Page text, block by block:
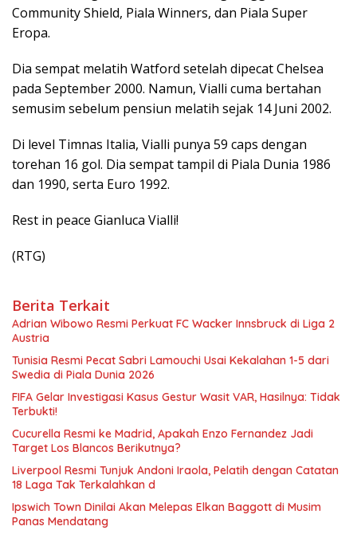
Community Shield, Piala Winners, dan Piala Super
Eropa.
Dia sempat melatih Watford setelah dipecat Chelsea
pada September 2000. Namun, Vialli cuma bertahan
semusim sebelum pensiun melatih sejak 14 Juni 2002.
Di level Timnas Italia, Vialli punya 59 caps dengan
torehan 16 gol. Dia sempat tampil di Piala Dunia 1986
dan 1990, serta Euro 1992.
Rest in peace Gianluca Vialli!
(RTG)
Berita Terkait
Adrian Wibowo Resmi Perkuat FC Wacker Innsbruck di Liga 2
Austria
Tunisia Resmi Pecat Sabri Lamouchi Usai Kekalahan 1-5 dari
Swedia di Piala Dunia 2026
FIFA Gelar Investigasi Kasus Gestur Wasit VAR, Hasilnya: Tidak
Terbukti!
Cucurella Resmi ke Madrid, Apakah Enzo Fernandez Jadi
Target Los Blancos Berikutnya?
Liverpool Resmi Tunjuk Andoni Iraola, Pelatih dengan Catatan
18 Laga Tak Terkalahkan d
Ipswich Town Dinilai Akan Melepas Elkan Baggott di Musim
Panas Mendatang